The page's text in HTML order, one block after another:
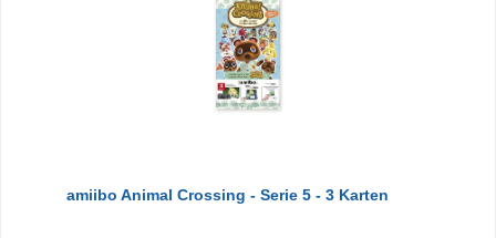
amiibo Animal Crossing - Serie 5 - 3 Karten